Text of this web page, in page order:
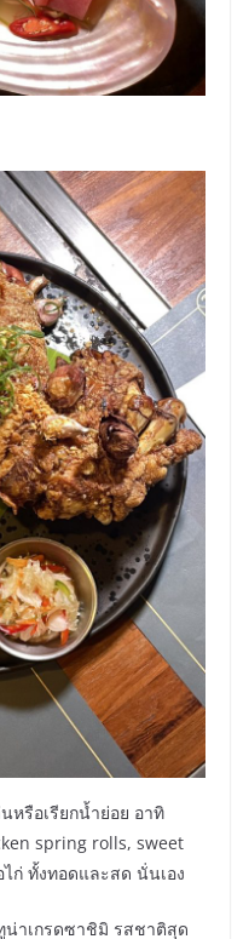
หรือเรียกน้ำย่อย อาทิ
spring rolls, sweet
ก่ ทั้งทอดและสด นั่นเอง
น่าเกรดซาชิมิ รสชาติสุด